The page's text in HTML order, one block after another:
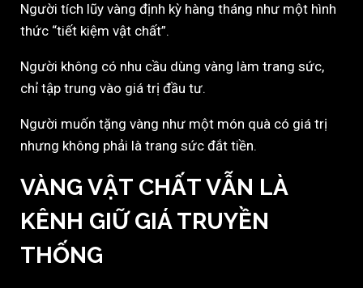
Người tích lũy vàng định kỳ hàng tháng như một hình
thức “tiết kiệm vật chất”.
Người không có nhu cầu dùng vàng làm trang sức,
chỉ tập trung vào giá trị đầu tư.
Người muốn tặng vàng như một món quà có giá trị
nhưng không phải là trang sức đắt tiền.
VÀNG VẬT CHẤT VẪN LÀ
KÊNH GIỮ GIÁ TRUYỀN
THỐNG